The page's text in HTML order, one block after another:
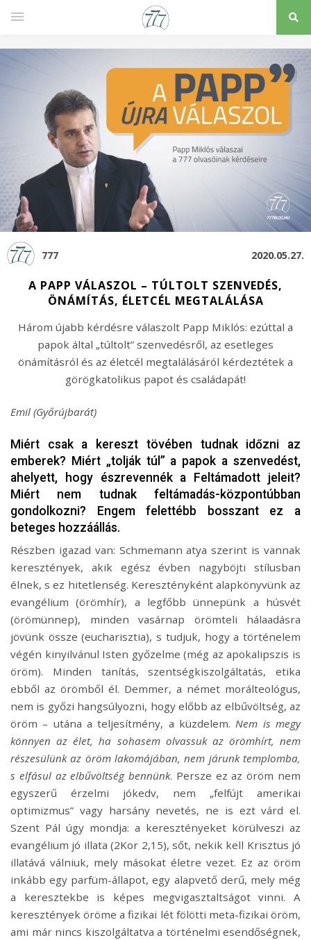
777 2020.05.27.
A PAPP VÁLASZOL – TÚLTOLT SZENVEDÉS,
ÖNÁMÍTÁS, ÉLETCÉL MEGTALÁLÁSA
Három újabb kérdésre válaszolt Papp Miklós: ezúttal a
papok által „túltolt” szenvedésről, az esetleges
önámításról és az életcél megtalálásáról kérdeztétek a
görögkatolikus papot és családapát!
Emil (Győrújbarát)
Miért csak a kereszt tövében tudnak időzni az
emberek? Miért „tolják túl” a papok a szenvedést,
ahelyett, hogy észrevennék a Feltámadott jeleit?
Miért nem tudnak feltámadás-központúbban
gondolkozni? Engem felettébb bosszant ez a
beteges hozzáállás.
Részben igazad van: Schmemann atya szerint is vannak
keresztények, akik egész évben nagyböjti stílusban
élnek, s ez hitetlenség. Keresztényként alapkönyvünk az
evangélium (örömhír), a legfőbb ünnepünk a húsvét
(örömünnep), minden vasárnap örömteli hálaadásra
jövünk össze (eucharisztia), s tudjuk, hogy a történelem
végén kinyilvánul Isten győzelme (még az apokalipszis is
öröm). Minden tanítás, szentségkiszolgáltatás, etika
ebből az örömből él. Demmer, a német morálteológus,
nem is győzi hangsúlyozni, hogy előbb az elbűvöltség, az
öröm – utána a teljesítmény, a küzdelem.Nem is megy
könnyen az élet, ha sohasem olvassuk az örömhírt, nem
részesülünk az öröm lakomájában, nem járunk templomba,
s elfásul az elbűvöltség bennünk. Persze ez az öröm nem
egyszerű érzelmi jókedv, nem „felfújt amerikai
optimizmus” vagy harsány nevetés, ne is ezt várd el.
Szent Pál úgy mondja: a keresztényeket körülveszi az
evangélium jó illata (2Kor 2,15), sőt, nekik kell Krisztus jó
illatává válniuk, mely másokat életre vezet. Ez az öröm
inkább egy parfüm-állapot, egy alapvető derű, mely még
a keresztekbe is képes megvigasztaltságot vinni. A
keresztények öröme a fizikai lét fölötti meta-fizikai öröm,
ami már nincs kiszolgáltatva a történelmi esendőségnek,